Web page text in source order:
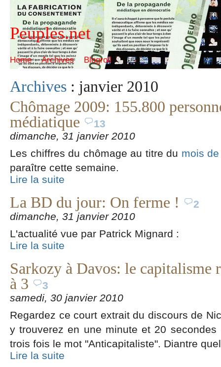
Peuples.net
Home Archives Blogroll
Archives : janvier 2010
Chômage 2009: 155.800
médiatique
13
dimanche, 31 janvier 2010
Les chiffres du chômage au titre du mois
paraître cette semaine.
Lire la suite
La BD du jour: On ferme !
2
dimanche, 31 janvier 2010
L'actualité vue par Patrick Mignard :
Lire la suite
Sarkozy à Davos: le capitalisme
à 3
3
samedi, 30 janvier 2010
Regardez ce court extrait du discours de
y trouverez en une minute et 20
trois fois le mot "Anticapitaliste". Diantre
Lire la suite